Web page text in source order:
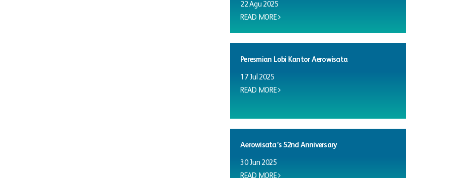
22 Agu 2025
READ MORE
Peresmian Lobi Kantor Aerowisata
17 Jul 2025
READ MORE
Aerowisata’s 52nd Anniversary
30 Jun 2025
READ MORE